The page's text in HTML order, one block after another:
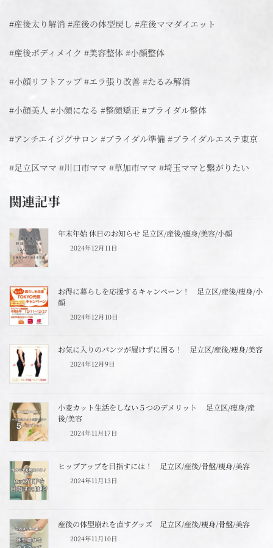
#産後太り解消 #産後の体型戻し #産後ママダイエット
#産後ボディメイク #美容整体 #小顔整体
#小顔リフトアップ #エラ張り改善 #たるみ解消
#小顔美人 #小顔になる #整顔矯正 #ブライダル整体
#アンチエイジグサロン #ブライダル準備 #ブライダルエステ東京
#足立区ママ #川口市ママ #草加市ママ #埼玉ママと繋がりたい
関連記事
年末年始 休日のお知らせ 足立区/産後/痩身/美容/小顔
2024年12月11日
お得に暮らしを応援するキャンペーン！ 足立区/産後/痩身/小
顔
2024年12月10日
お気に入りのパンツが履けずに困る！ 足立区/産後/痩身/美容
2024年12月9日
小麦カット生活をしない５つのデメリット 足立区/痩身/産
後/美容
2024年11月17日
ヒップアップを目指すには！ 足立区/産後/骨盤/痩身/美容
2024年11月13日
産後の体型崩れを直すグッズ 足立区/産後/痩身/骨盤/美容
2024年11月10日